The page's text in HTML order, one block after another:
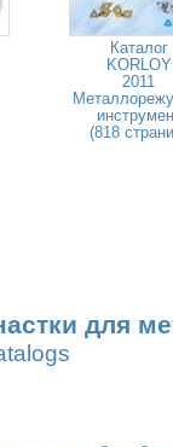
Каталог
KORLOY
2011
(818
для